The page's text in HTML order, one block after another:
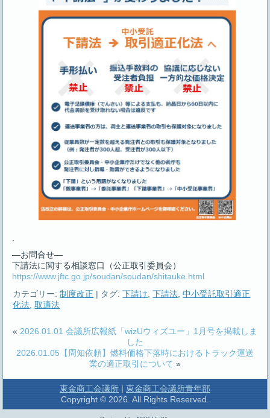
―お問合せ―
下請法に関する相談窓口（公正取引委員会）
https://www.jftc.go.jp/soudan/soudan/shitauke.html
カテゴリー: 制度改正 | タグ: 下請け ,下請法 ,中小受託取引適正
化法 ,取適法
« 2026.01.01 会議所広報紙「wizUウィズユー」1月号を掲載しま
した
2026.01.05【周知依頼】燃料価格下落時におけるトラック運送
業の適正取引について »
東金商工会議所 | 東金商工会議所青年部
Copyright © 2026. All Rights Reserved.